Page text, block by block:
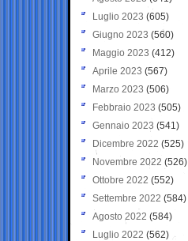
Luglio 2023 (605)
Giugno 2023 (560)
Maggio 2023 (412)
Aprile 2023 (567)
Marzo 2023 (506)
Febbraio 2023 (505)
Gennaio 2023 (541)
Dicembre 2022 (525)
Novembre 2022 (526)
Ottobre 2022 (552)
Settembre 2022 (584)
Agosto 2022 (584)
Luglio 2022 (562)